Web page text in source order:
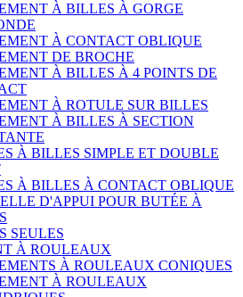
À BILLES À GORGE
À CONTACT OBLIQUE
DE BROCHE
À BILLES À 4 POINTS DE
À ROTULE SUR BILLES
À BILLES À SECTION
À BILLES SIMPLE ET DOUBLE
À BILLES À CONTACT OBLIQUE
D'APPUI POUR BUTÉE À
SEULES
À ROULEAUX
À ROULEAUX CONIQUES
À ROULEAUX